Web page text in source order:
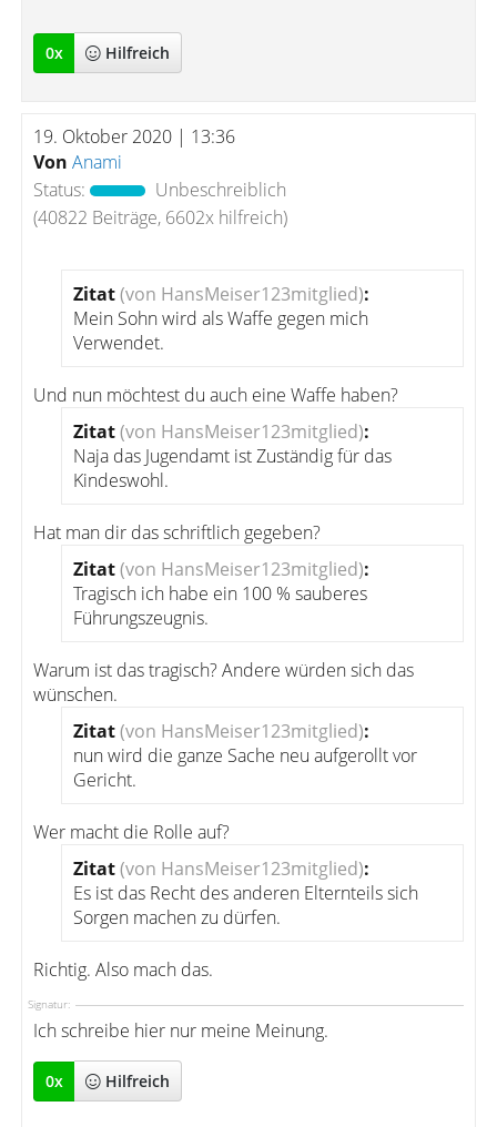
0x Hilfreich
19. Oktober 2020 | 13:36
Von Anami
Status:
Unbeschreiblich
(40822 Beiträge, 6602x hilfreich)
Zitat(von HansMeiser123mitglied):
Mein Sohn wird als Waffe gegen mich
Verwendet.
Und nun möchtest du auch eine Waffe haben?
Zitat(von HansMeiser123mitglied):
Naja das Jugendamt ist Zuständig für das
Kindeswohl.
Hat man dir das schriftlich gegeben?
Zitat(von HansMeiser123mitglied):
Tragisch ich habe ein 100 % sauberes
Führungszeugnis.
Warum ist das tragisch? Andere würden sich das
wünschen.
Zitat(von HansMeiser123mitglied):
nun wird die ganze Sache neu aufgerollt vor
Gericht.
Wer macht die Rolle auf?
Zitat(von HansMeiser123mitglied):
Es ist das Recht des anderen Elternteils sich
Sorgen machen zu dürfen.
Richtig. Also mach das.
Signatur:
Ich schreibe hier nur meine Meinung.
0x Hilfreich